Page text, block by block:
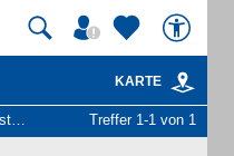
KARTE
Treffer 1-1 von 1